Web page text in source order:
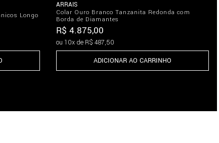
Longo
ARRAIS
Colar Ouro Branco Tanzanita Redonda com
Borda de Diamantes
R$ 4.875,00
ou 10x de R$ 487,50
ADICIONAR AO CARRINHO